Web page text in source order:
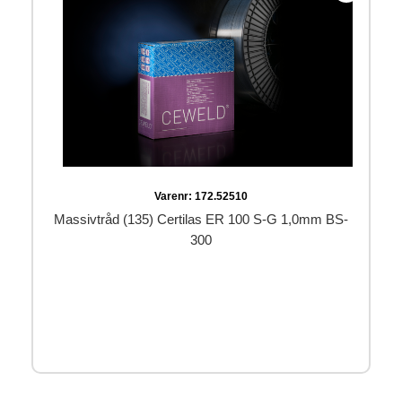
Varenr: 172.52510
Massivtråd (135) Certilas ER 100 S-G 1,0mm BS-
300